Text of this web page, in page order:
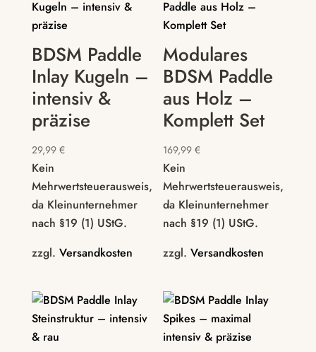
BDSM Paddle
Inlay Kugeln –
intensiv &
präzise
29,99 €
Kein
Mehrwertsteuerausweis,
da Kleinunternehmer
nach §19 (1) UStG.
zzgl. Versandkosten
Modulares
BDSM Paddle
aus Holz –
Komplett Set
169,99€
Kein
Mehrwertsteuerausweis,
da Kleinunternehmer
nach §19 (1) UStG.
zzgl.Versandkosten